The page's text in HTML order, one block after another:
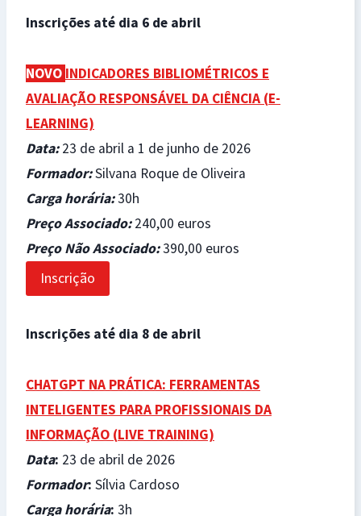
Inscrições até dia 6 de abril
NOVO INDICADORES BIBLIOMÉTRICOS E
AVALIAÇÃO RESPONSÁVEL DA CIÊNCIA (E-
LEARNING)
Data: 23 de abril a 1 de junho de 2026
Formador:Silvana Roque de Oliveira
Carga horária:30h
Preço Associado:240,00 euros
Preço Não Associado:390,00 euros
Inscrição
Inscrições até dia 8 de abril
CHATGPT NA PRÁTICA: FERRAMENTAS
INTELIGENTES PARA PROFISSIONAIS DA
INFORMAÇÃO (LIVE TRAINING)
Data: 23 de abril de 2026
Formador: Sílvia Cardoso
Carga horária: 3h